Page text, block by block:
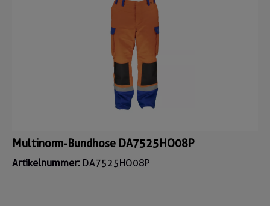
Multinorm-Bundhose DA7525HO08P
Artikelnummer: DA7525HO08P